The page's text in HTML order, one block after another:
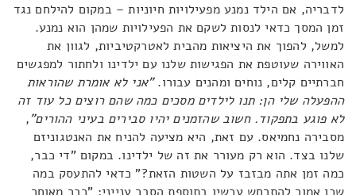
לדבריה, אם הילד נמנע מפעילויות חיוניות – במקום להילחם נגד
זמן המסך כדאי לנסות לשקם את הפעילויות שמהן הוא נמנע.
למשל, להפוך את היציאות מהבית לאטרקטיביות, לגוון את
האווירה שעוטפת את הפגישות שלנו עם ילדינו ולחתור למפגשים
חברתיים קלים, נוחים ומהנים עבורו."אני לא אומרת שהוראות
ההפעלה שלי הן: תנו לילדים מסכים כמה שהם רוצים כל עוד זה
לא פוגע בתפקוד. חשוב שהזמנים יהיו סבירים בעיני ההורים",
מסבירה נחמיאס. עם זאת, היא מציעה להניח את האנטגוניזם
שלנו בצד. הוא רק מעורר את זה של ילדינו. במקום "די כבר,
כמה זמן אתה מבזבז על השטות הזאת?" כדאי להתעסק במה